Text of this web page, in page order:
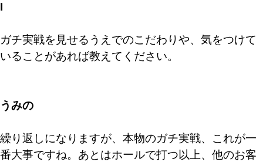
I
ガチ実戦を見せるうえでのこだわりや、気をつけて
いることがあれば教えてください。
うみの
繰り返しになりますが、本物のガチ実戦、これが一
番大事ですね。あとはホールで打つ以上、他のお客